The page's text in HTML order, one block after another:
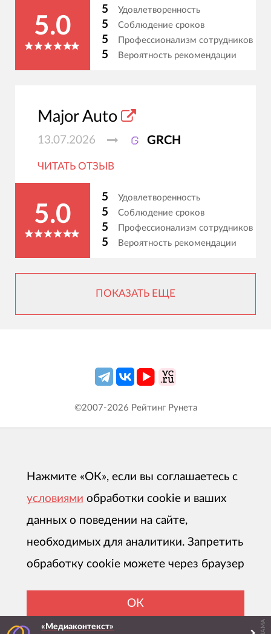
5.0
5 Удовлетворенность
5 Соблюдение сроков
5 Профессионализм сотрудников
5 Вероятность рекомендации
Major Auto
13.07.2026 GRCH
ЧИТАТЬ ОТЗЫВ
5.0
5 Удовлетворенность
5 Соблюдение сроков
5 Профессионализм сотрудников
5 Вероятность рекомендации
ПОКАЗАТЬ ЕЩЕ
«Медиаконтекст»
©2007-2026 Рейтинг Рунета
Нажмите «ОК», если вы соглашаетесь с
условиями обработки cookie и ваших
данных о поведении на сайте,
необходимых для аналитики. Запретить
обработку cookie можете через браузер
ОК